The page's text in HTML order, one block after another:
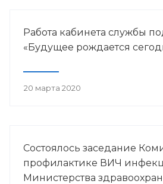
Работа кабинета службы
«Будущее рождается
20 марта 2020
Состоялось заседание
профилактике ВИЧ
Министерства